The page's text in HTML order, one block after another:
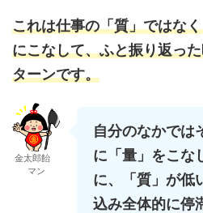
これは仕事の「質」ではな
にこなして、ふと振り返っ
ターンです。
金太郎飴
マン
自分のなかでは
に「量」をこな
に、「質」が低
込み全体的に停